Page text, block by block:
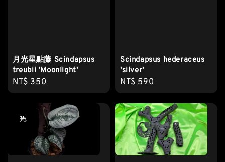
月光星點藤 Scindapsus
treubii 'Moonlight'
Regular
price
NT$ 350
Scindapsus hederaceus
'silver'
Regular
price
NT$ 590